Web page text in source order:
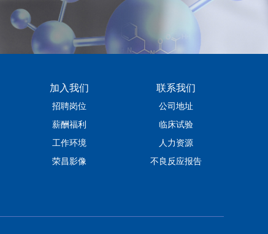
加入我们
招聘岗位
薪酬福利
工作环境
荣昌影像
联系我们
公司地址
临床试验
人力资源
不良反应报告